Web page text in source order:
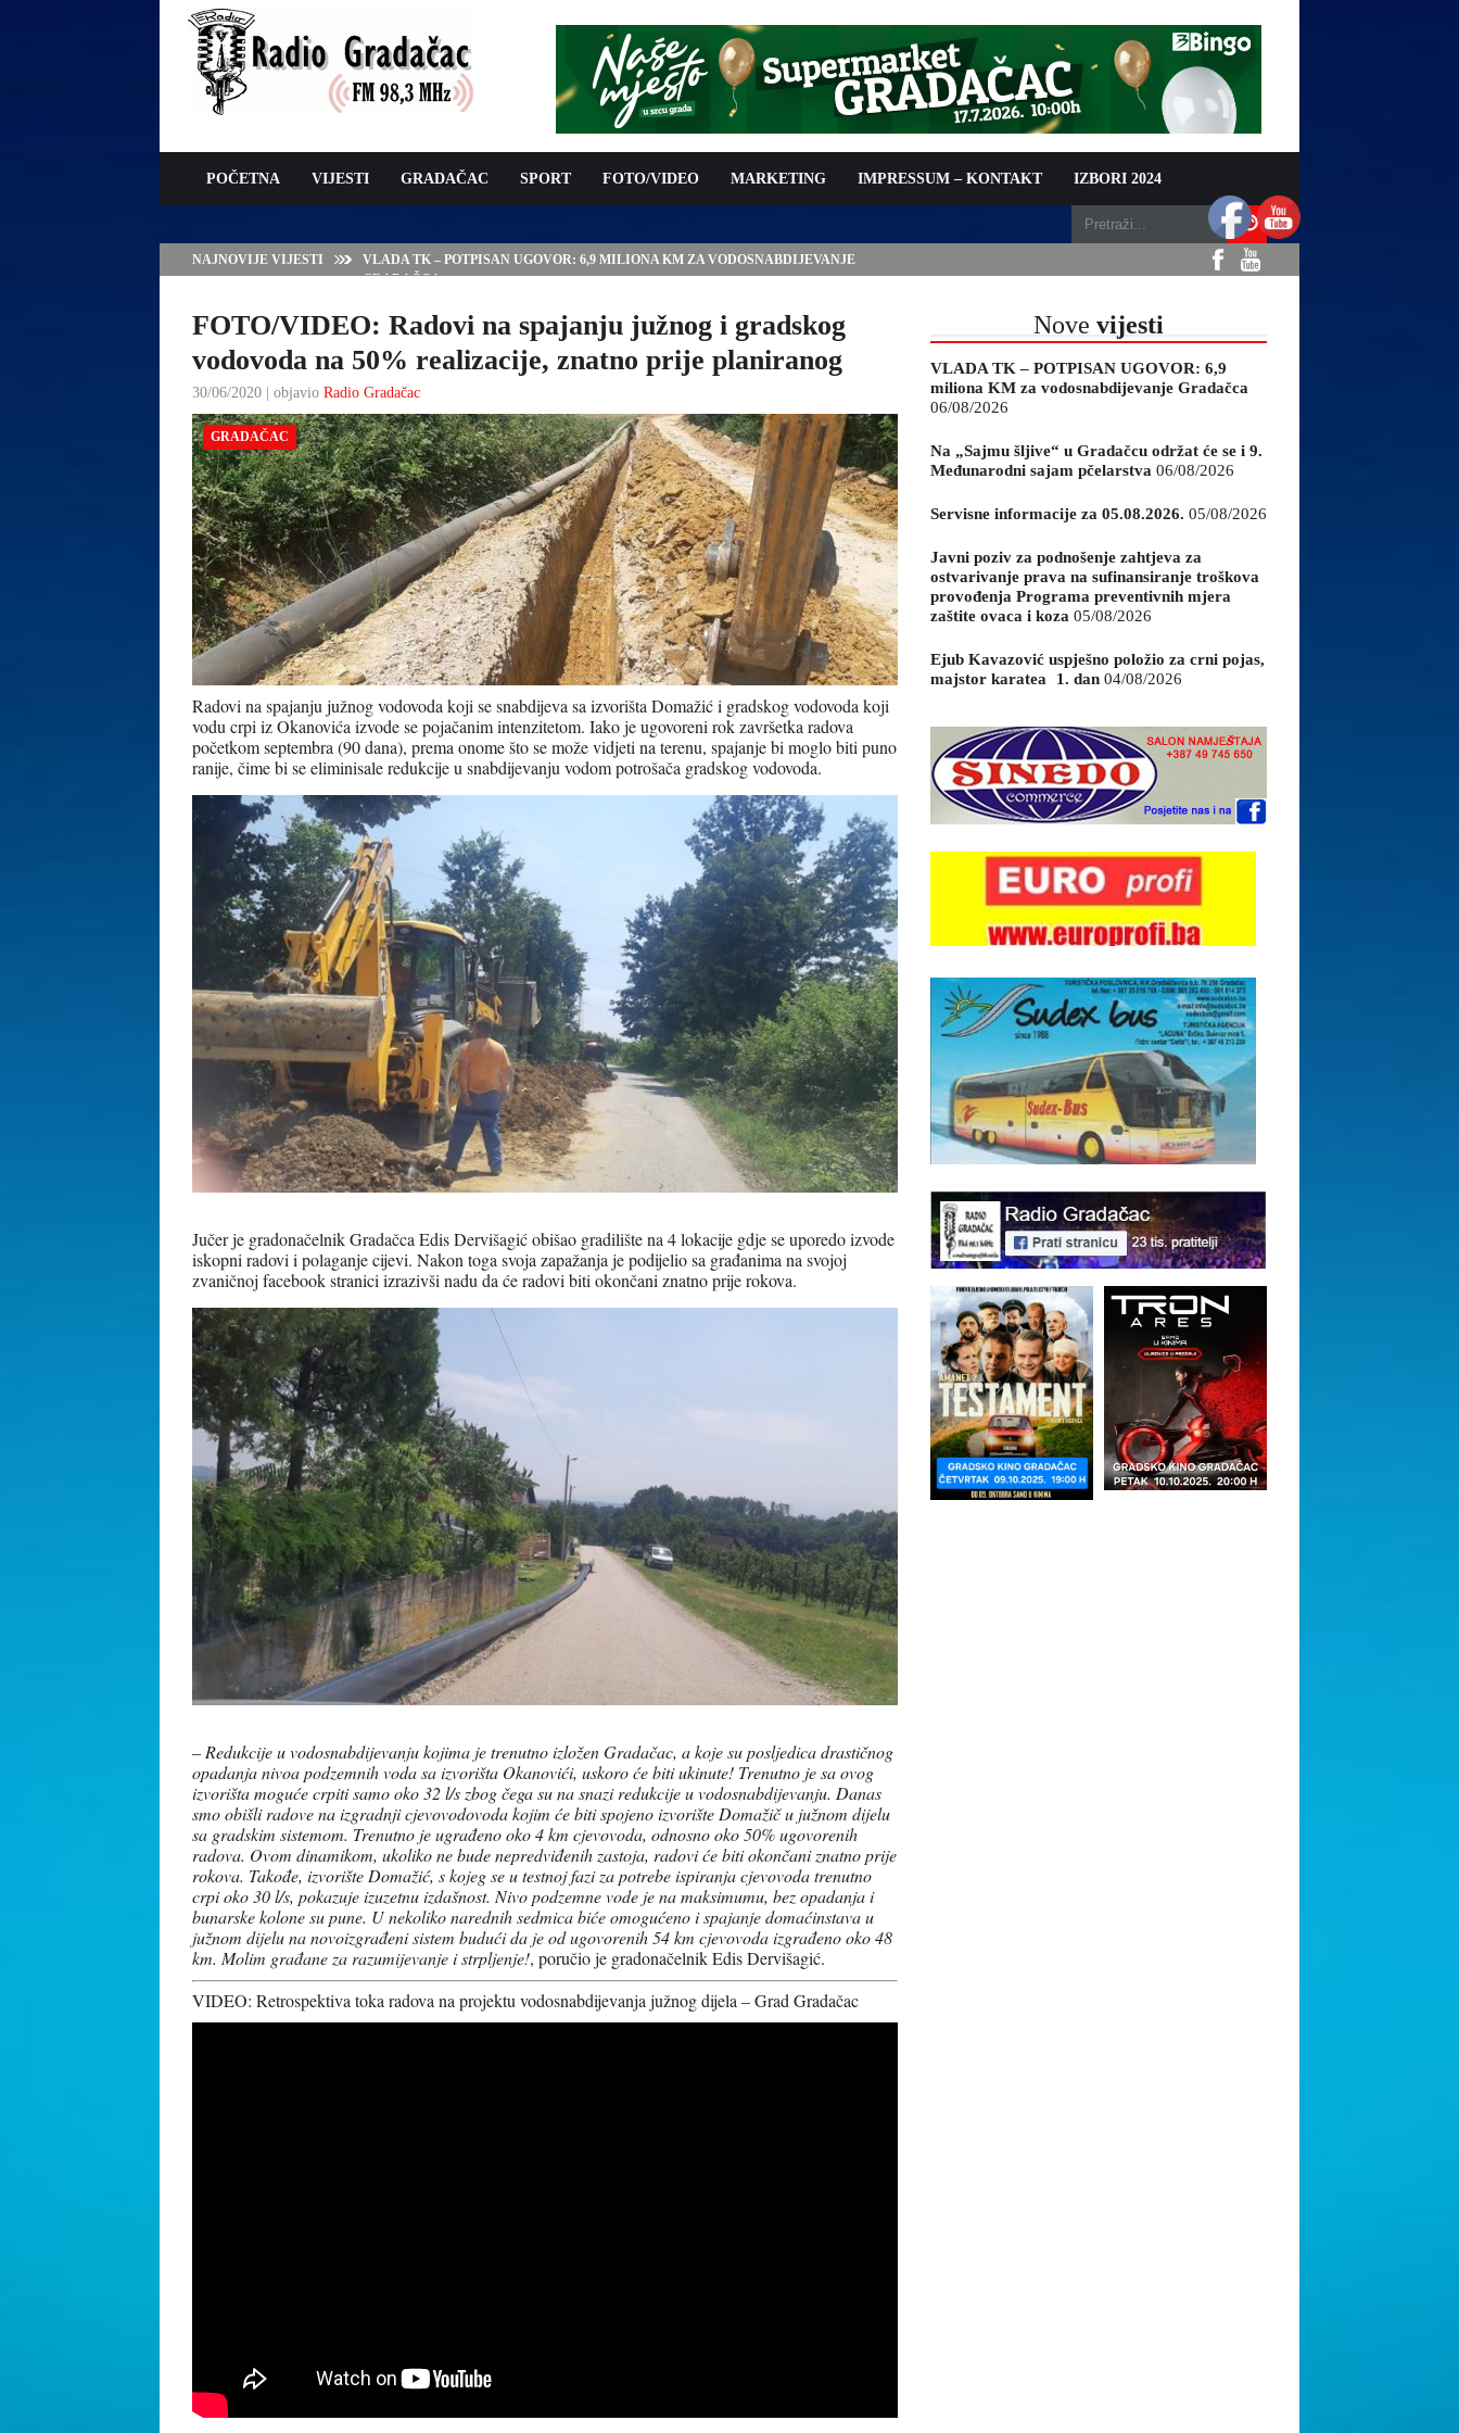
POČETNA VIJESTI GRADAČAC SPORT FOTO/VIDEO MARKETING IMPRESSUM – KONTAKT IZBORI 2024
NAJNOVIJE VIJESTI
VLADA TK – POTPISAN UGOVOR: 6,9 MILIONA KM ZA VODOSNABDIJEVANJE
GRADAČCA
FOTO/VIDEO: Radovi na spajanju južnog i gradskog
vodovoda na 50% realizacije, znatno prije planiranog
30/06/2020 | objavio Radio Gradačac
GRADAČAC
Radovi na spajanju južnog vodovoda koji se snabdijeva sa izvorišta Domažić i gradskog vodovoda koji
vodu crpi iz Okanovića izvode se pojačanim intenzitetom. Iako je ugovoreni rok završetka radova
početkom septembra (90 dana), prema onome što se može vidjeti na terenu, spajanje bi moglo biti puno
ranije, čime bi se eliminisale redukcije u snabdijevanju vodom potrošača gradskog vodovoda.
Jučer je gradonačelnik Gradačca Edis Dervišagić obišao gradilište na 4 lokacije gdje se uporedo izvode
iskopni radovi i polaganje cijevi. Nakon toga svoja zapažanja je podijelio sa građanima na svojoj
zvaničnoj facebook stranici izrazivši nadu da će radovi biti okončani znatno prije rokova.
– Redukcije u vodosnabdijevanju kojima je trenutno izložen Gradačac, a koje su posljedica drastičnog
opadanja nivoa podzemnih voda sa izvorišta Okanovići, uskoro će biti ukinute! Trenutno je sa ovog
izvorišta moguće crpiti samo oko 32 l/s zbog čega su na snazi redukcije u vodosnabdijevanju. Danas
smo obišli radove na izgradnji cjevovodovoda kojim će biti spojeno izvorište Domažič u južnom dijelu
sa gradskim sistemom. Trenutno je ugrađeno oko 4 km cjevovoda, odnosno oko 50% ugovorenih
radova. Ovom dinamikom, ukoliko ne bude nepredviđenih zastoja, radovi će biti okončani znatno prije
rokova. Takođe, izvorište Domažić, s kojeg se u testnoj fazi za potrebe ispiranja cjevovoda trenutno
crpi oko 30 l/s, pokazuje izuzetnu izdašnost. Nivo podzemne vode je na maksimumu, bez opadanja i
bunarske kolone su pune. U nekoliko narednih sedmica biće omogućeno i spajanje domaćinstava u
južnom dijelu na novoizgrađeni sistem budući da je od ugovorenih 54 km cjevovoda izgrađeno oko 48
km. Molim građane za razumijevanje i strpljenje!, poručio je gradonačelnik Edis Dervišagić.
VIDEO: Retrospektiva toka radova na projektu vodosnabdijevanja južnog dijela – Grad Gradačac
Nove vijesti
VLADA TK – POTPISAN UGOVOR: 6,9
miliona KM za vodosnabdijevanje Gradačca
06/08/2026
Na „Sajmu šljive“ u Gradačcu održat će se i 9.
Međunarodni sajam pčelarstva 06/08/2026
Servisne informacije za 05.08.2026. 05/08/2026
Javni poziv za podnošenje zahtjeva za
ostvarivanje prava na sufinansiranje troškova
provođenja Programa preventivnih mjera
zaštite ovaca i koza 05/08/2026
Ejub Kavazović uspješno položio za crni pojas,
majstor karatea 1. dan 04/08/2026